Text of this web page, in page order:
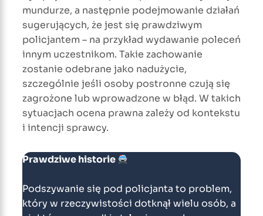
mundurze, a następnie podejmowanie działań
sugerujących, że jest się prawdziwym
policjantem – na przykład wydawanie poleceń
innym uczestnikom. Takie zachowanie
zostanie odebrane jako nadużycie,
szczególnie jeśli osoby postronne czują się
zagrożone lub wprowadzone w błąd. W takich
sytuacjach ocena prawna zależy od kontekstu
i intencji sprawcy.
Prawdziwe historie
Podszywanie się pod policjanta to problem,
który w rzeczywistości dotknął wielu osób, a